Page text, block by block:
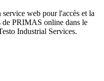
web pour l'accès et la
de PRIMAS online dans le
Industrial Services.